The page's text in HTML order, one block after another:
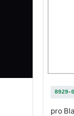
8929-
pro